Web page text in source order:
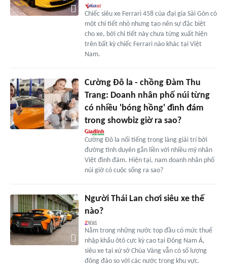
Chiếc siêu xe Ferrari 458 của đại gia Sài Gòn có
một chi tiết nhỏ nhưng tạo nên sự đặc biệt
cho xe, bởi chi tiết này chưa từng xuất hiện
trên bất kỳ chiếc Ferrari nào khác tại Việt
Nam.
Cường Đô la - chồng Đàm Thu
Trang: Doanh nhân phố núi từng
có nhiều 'bóng hồng' đình đám
trong showbiz giờ ra sao?
Cường Đô la nổi tiếng trong làng giải trí bởi
đường tình duyên gắn liền với nhiều mỹ nhân
Việt đình đám. Hiện tại, nam doanh nhân phố
núi giờ có cuộc sống ra sao?
Người Thái Lan chơi siêu xe thế
nào?
Nằm trong những nước top đầu có mức thuế
nhập khẩu ôtô cực kỳ cao tại Đông Nam Á,
siêu xe tại xứ sở Chùa Vàng vẫn có số lượng
đông đảo so với các nước trong khu vực.